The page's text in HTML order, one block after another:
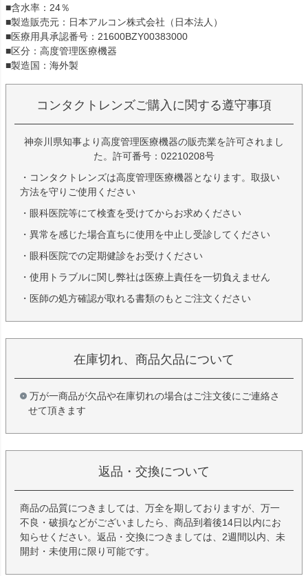
■含水率：24％
■製造販売元：日本アルコン株式会社（日本法人）
■医療用具承認番号：21600BZY00383000
■区分：高度管理医療機器
■製造国：海外製
コンタクトレンズご購入に関する遵守事項
神奈川県知事より高度管理医療機器の販売業を許可されまし
た。許可番号：02210208号
・コンタクトレンズは高度管理医療機器となります。取扱い
方法を守りご使用ください
・眼科医院等にて検査を受けてからお求めください
・異常を感じた場合直ちに使用を中止し受診してください
・眼科医院での定期健診をお受けください
・使用トラブルに関し弊社は医療上責任を一切負えません
・医師の処方確認が取れる書類のもとご注文ください
在庫切れ、商品欠品について
万が一商品が欠品や在庫切れの場合はご注文後にご連絡さ
せて頂きます
返品・交換について
商品の品質につきましては、万全を期しておりますが、万一
不良・破損などがございましたら、商品到着後14日以内にお
知らせください。返品・交換につきましては、2週間以内、未
開封・未使用に限り可能です。